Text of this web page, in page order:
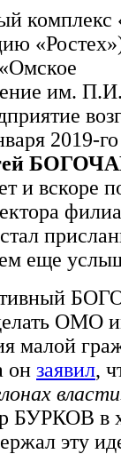
им.
2019-
и вскоре
еще
ОМО
малой
он заявил,
БУРКОВ в
эту